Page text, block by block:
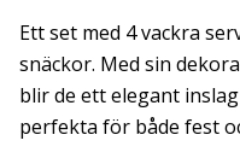
Ett set med 4 vackra
snäckor. Med sin
blir de ett elegant
perfekta för både fest